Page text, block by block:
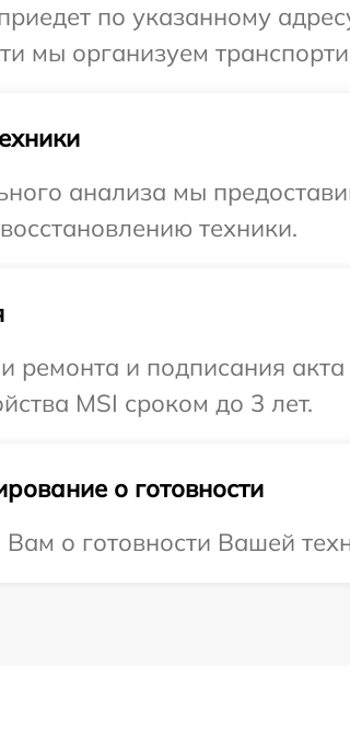
по указанному
мы организуем
анализа мы
техники.
ремонта и подписания
MSI сроком до 3 лет.
о готовности
о готовности Вашей